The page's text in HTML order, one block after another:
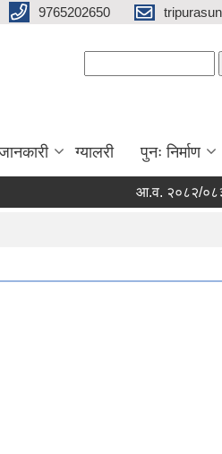
9765202650
ग्यालरी पुनः निर्माण
आ.व. २०८२/०८३